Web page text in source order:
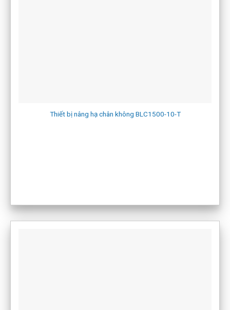
Thiết bị nâng hạ chân không BLC1500-10-T